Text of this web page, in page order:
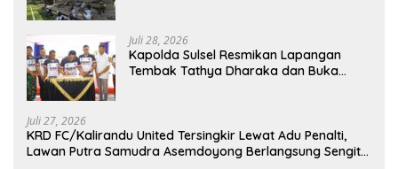
Juli 28, 2026
Kapolda Sulsel Resmikan Lapangan
Tembak Tathya Dharaka dan Buka
Juli 27, 2026
KRD FC/Kalirandu United Tersingkir Lewat Adu Penalti,
Lawan Putra Samudra Asemdoyong Berlangsung Sengit